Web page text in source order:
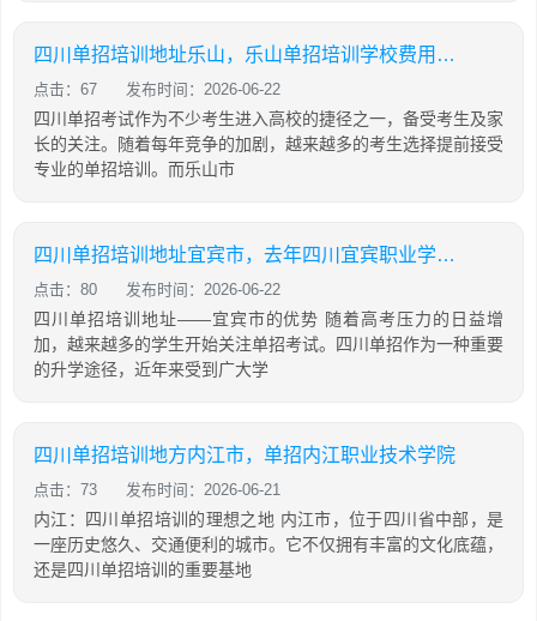
四川单招培训地址乐山，乐山单招培训学校费用多少
点击：67 发布时间：2026-06-22
四川单招考试作为不少考生进入高校的捷径之一，备受考生及家
长的关注。随着每年竞争的加剧，越来越多的考生选择提前接受
专业的单招培训。而乐山市
四川单招培训地址宜宾市，去年四川宜宾职业学院单招考试题
点击：80 发布时间：2026-06-22
四川单招培训地址——宜宾市的优势 随着高考压力的日益增
加，越来越多的学生开始关注单招考试。四川单招作为一种重要
的升学途径，近年来受到广大学
四川单招培训地方内江市，单招内江职业技术学院
点击：73 发布时间：2026-06-21
内江：四川单招培训的理想之地 内江市，位于四川省中部，是
一座历史悠久、交通便利的城市。它不仅拥有丰富的文化底蕴，
还是四川单招培训的重要基地